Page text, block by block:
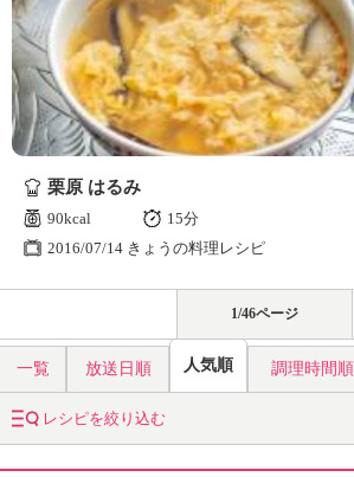
栗原 はるみ
90kcal
15分
2016/07/14 きょうの料理レシピ
1/46ページ
一覧 放送日順 人気順 調理時間順
レシピを絞り込む